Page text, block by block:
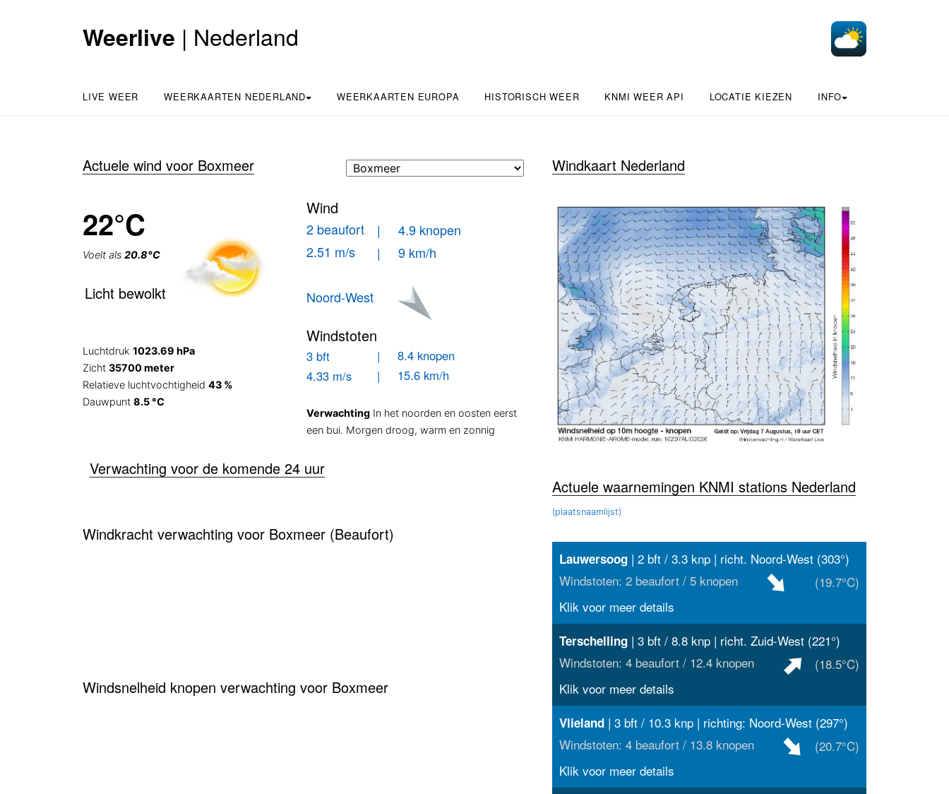
Weerlive | Nederland
LIVE WEER WEERKAARTEN NEDERLAND WEERKAARTEN EUROPA HISTORISCH WEER KNMI WEER API LOCATIE KIEZEN INFO
Actuele wind voor Boxmeer
Wind
2 beaufort
| 4.9 knopen
2.51 m/s
| 9 km/h
Noord-West
Windstoten
3 bft
| 8.4 knopen
4.33 m/s
| 15.6 km/h
Verwachting In het noorden en oosten eerst
een bui. Morgen droog, warm en zonnig
22°C
Voelt als 20.8°C
Licht bewolkt
Luchtdruk 1023.69 hPa
Zicht 35700 meter
Relatieve luchtvochtigheid 43 %
Dauwpunt 8.5 °C
Verwachting voor de komende 24 uur
Windkracht verwachting voor Boxmeer (Beaufort)
Windsnelheid knopen verwachting voor Boxmeer
Windkaart Nederland
Actuele waarnemingen KNMI stations Nederland
(plaatsnaamlijst)
Lauwersoog| 2 bft / 3.3 knp | richt. Noord-West (303°)
Windstoten: 2 beaufort / 5 knopen
(19.7°C)
Klik voor meer details
Terschelling| 3 bft / 8.8 knp | richt. Zuid-West (221°)
Windstoten: 4 beaufort / 12.4 knopen
(18.5°C)
Klik voor meer details
Vlieland| 3 bft / 10.3 knp | richting: Noord-West (297°)
Windstoten: 4 beaufort / 13.8 knopen
(20.7°C)
Klik voor meer details